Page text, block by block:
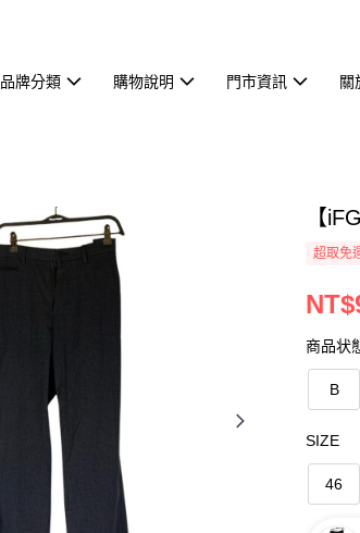
品牌分類 購物說明 門市資訊 關
【
超取免
商品状
B
SIZE
46